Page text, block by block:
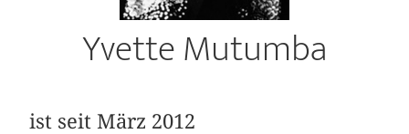
Yvette Mutumba
ist seit März 2012